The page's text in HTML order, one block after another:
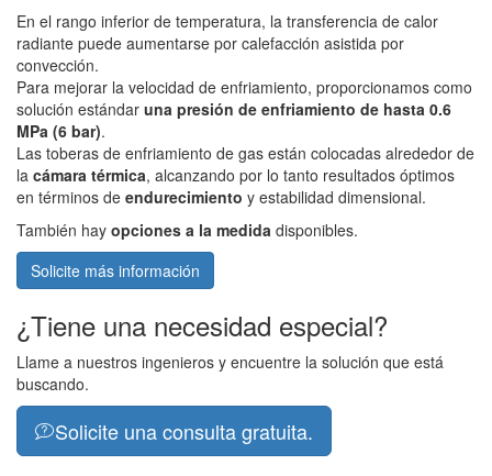
En el rango inferior de temperatura, la transferencia de calor
radiante puede aumentarse por calefacción asistida por
convección.
Para mejorar la velocidad de enfriamiento, proporcionamos como
solución estándar una presión de enfriamiento de hasta 0.6
MPa (6 bar).
Las toberas de enfriamiento de gas están colocadas alrededor de
la cámara térmica, alcanzando por lo tanto resultados óptimos
en términos de endurecimiento y estabilidad dimensional.
También hay opciones a la medida disponibles.
Solicite más información
¿Tiene una necesidad especial?
Llame a nuestros ingenieros y encuentre la solución que está
buscando.
Solicite una consulta gratuita.